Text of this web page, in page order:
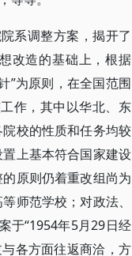
系调整方案，揭开了
改造的基础上，根据
”为原则，在全国范围
作，其中以华北、东
校的性质和任务均较
上基本符合国家建设
原则仍着重改组尚为
师范学校；对政法、
于“1954年5月29日经
各方面往返商洽，方